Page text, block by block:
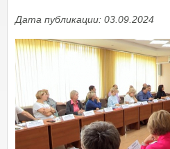
Дата публикации: 03.09.2024